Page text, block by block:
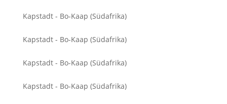
Kapstadt - Bo-Kaap (Südafrika)
Kapstadt - Bo-Kaap (Südafrika)
Kapstadt - Bo-Kaap (Südafrika)
Kapstadt - Bo-Kaap (Südafrika)